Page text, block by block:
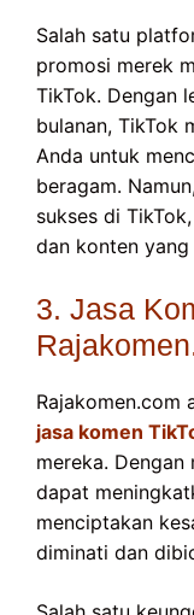
Salah satu
promosi merek
TikTok. Dengan
bulanan, TikTok
Anda untuk
beragam.
sukses di
dan konten yang
3. Jasa
Rajakomen.com
jasa komen
mereka. Dengan
dapat
menciptakan
diminati dan